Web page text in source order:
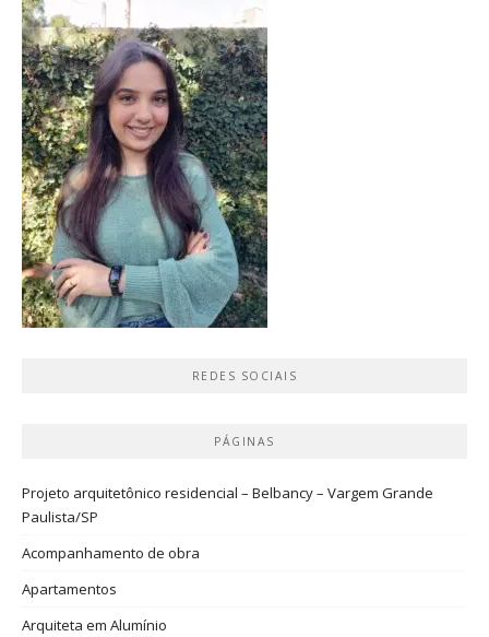
REDES SOCIAIS
PÁGINAS
Projeto arquitetônico residencial – Belbancy – Vargem Grande
Paulista/SP
Acompanhamento de obra
Apartamentos
Arquiteta em Alumínio